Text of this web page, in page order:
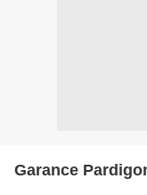
Garance